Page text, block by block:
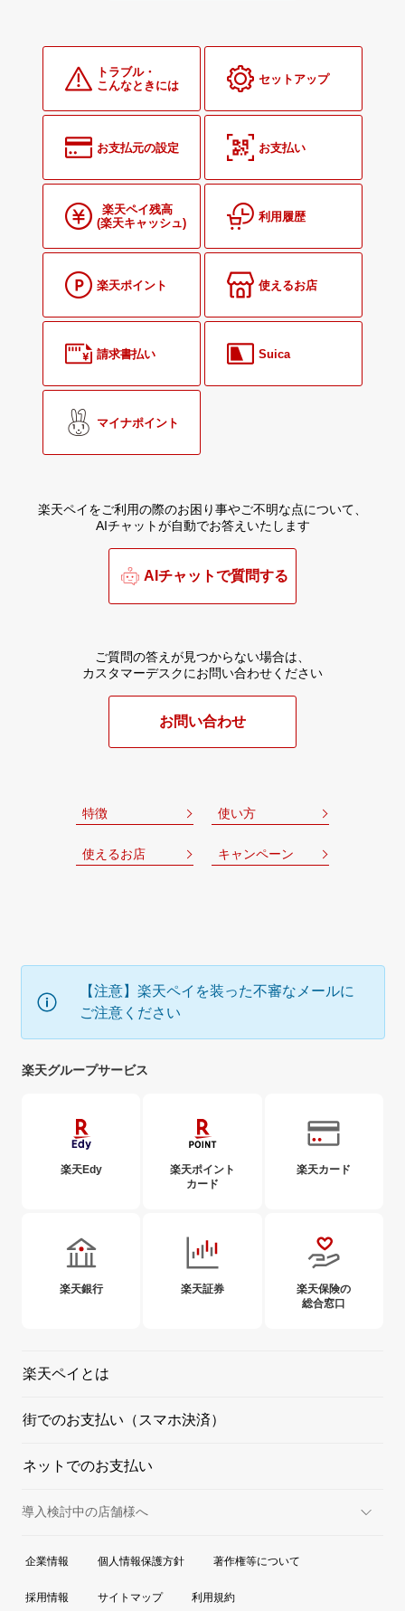
トラブル・
こんなときには
セットアップ
お支払元の設定 お支払い
楽天ペイ残高
(楽天キャッシュ)
利用履歴
楽天ポイント 使えるお店
請求書払い Suica
マイナポイント
楽天ペイをご利用の際のお困り事やご不明な点について、
AIチャットが自動でお答えいたします
AIチャットで質問する
ご質問の答えが見つからない場合は、
カスタマーデスクにお問い合わせください
お問い合わせ
特徴 使い方
使えるお店 キャンペーン
【注意】楽天ペイを装った不審なメールに
ご注意ください
楽天グループサービス
楽天Edy
楽天ポイント
カード
楽天カード
楽天銀行 楽天証券
楽天保険の
総合窓口
楽天ペイとは
街でのお支払い（スマホ決済）
ネットでのお支払い
導入検討中の店舗様へ
実店舗での決済
オンラインでの決済
企業情報 個人情報保護方針 著作権等について
採用情報 サイトマップ 利用規約